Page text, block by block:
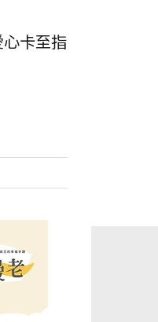
卡至指